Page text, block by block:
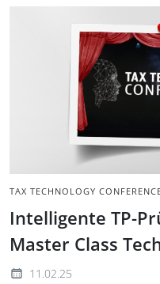
TAX TECHNOLOGY
Intelligente TP-
Master Class
11.02.25
Ein
einer
ist.
Wort
BILD: